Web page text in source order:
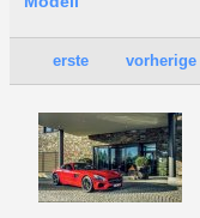
erste vorherige